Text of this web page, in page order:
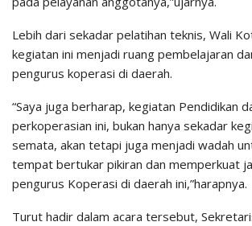
Lebih dari sekadar pelatihan teknis, Wali
kegiatan ini menjadi ruang pembelajaran
pengurus koperasi di daerah.
“Saya juga berharap, kegiatan Pendidikan
perkoperasian ini, bukan hanya sekadar
semata, akan tetapi juga menjadi wadah
tempat bertukar pikiran dan memperkuat
pengurus Koperasi di daerah ini,”harapnya.
Turut hadir dalam acara tersebut,